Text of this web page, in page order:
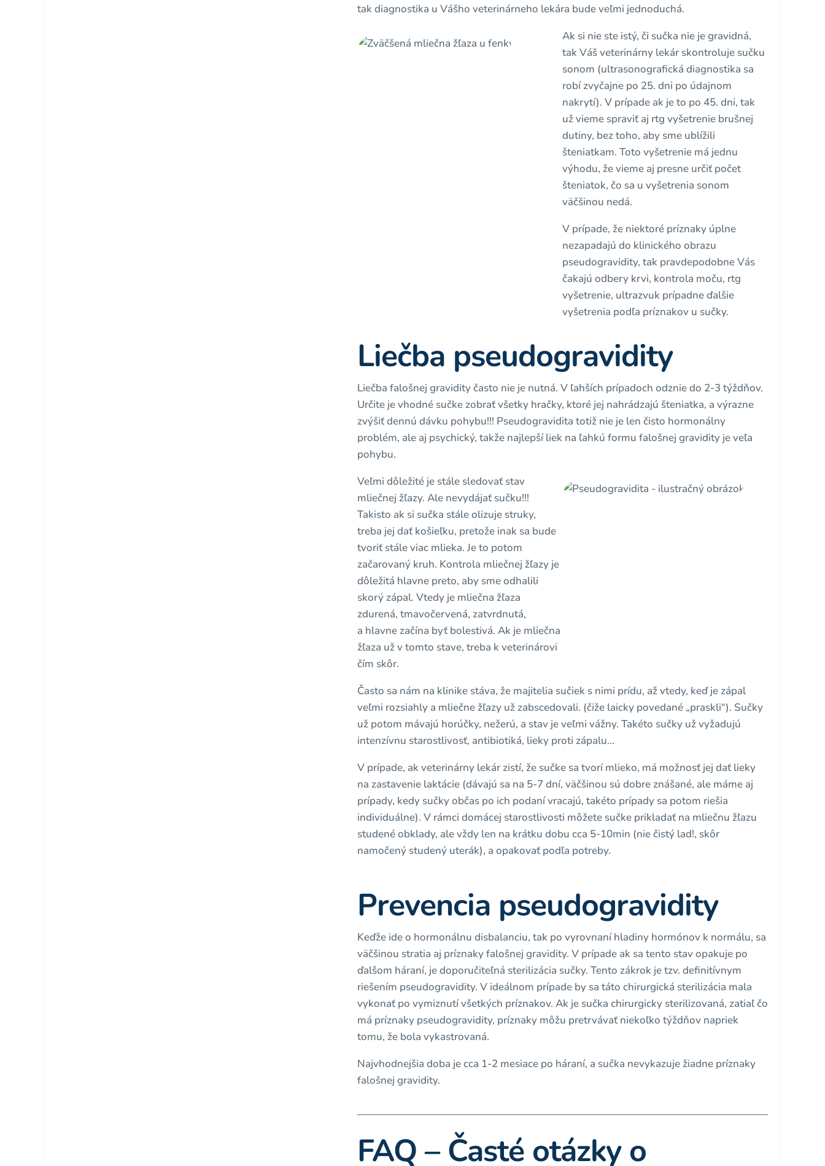
tak diagnostika u Vášho veterinárneho lekára bude veľmi jednoduchá.
Ak si nie ste istý, či sučka nie je gravidná,
tak Váš veterinárny lekár skontroluje sučku
sonom (ultrasonografická diagnostika sa
robí zvyčajne po 25. dni po údajnom
nakrytí). V prípade ak je to po 45. dni, tak
už vieme spraviť aj rtg vyšetrenie brušnej
dutiny, bez toho, aby sme ublížili
šteniatkam. Toto vyšetrenie má jednu
výhodu, že vieme aj presne určiť počet
šteniatok, čo sa u vyšetrenia sonom
väčšinou nedá.
V prípade, že niektoré príznaky úplne
nezapadajú do klinického obrazu
pseudogravidity, tak pravdepodobne Vás
čakajú odbery krvi, kontrola moču, rtg
vyšetrenie, ultrazvuk prípadne ďalšie
vyšetrenia podľa príznakov u sučky.
Liečba pseudogravidity
Liečba falošnej gravidity často nie je nutná. V ľahších prípadoch odznie do 2-3 týždňov.
Určite je vhodné sučke zobrať všetky hračky, ktoré jej nahrádzajú šteniatka, a výrazne
zvýšiť dennú dávku pohybu!!! Pseudogravidita totiž nie je len čisto hormonálny
problém, ale aj psychický, takže najlepší liek na ľahkú formu falošnej gravidity je veľa
pohybu.
Veľmi dôležité je stále sledovať stav
mliečnej žľazy. Ale nevydájať sučku!!!
Takisto ak si sučka stále olizuje struky,
treba jej dať košieľku, pretože inak sa bude
tvoriť stále viac mlieka. Je to potom
začarovaný kruh. Kontrola mliečnej žľazy je
dôležitá hlavne preto, aby sme odhalili
skorý zápal. Vtedy je mliečna žľaza
zdurená, tmavočervená, zatvrdnutá,
a hlavne začína byť bolestivá. Ak je mliečna
žľaza už v tomto stave, treba k veterinárovi
čím skôr.
Často sa nám na klinike stáva, že majitelia sučiek s nimi prídu, až vtedy, keď je zápal
veľmi rozsiahly a mliečne žľazy už zabscedovali. (čiže laicky povedané „praskli“). Sučky
už potom mávajú horúčky, nežerú, a stav je veľmi vážny. Takéto sučky už vyžadujú
intenzívnu starostlivosť, antibiotiká, lieky proti zápalu…
V prípade, ak veterinárny lekár zistí, že sučke sa tvorí mlieko, má možnosť jej dať lieky
na zastavenie laktácie (dávajú sa na 5-7 dní, väčšinou sú dobre znášané, ale máme aj
prípady, kedy sučky občas po ich podaní vracajú, takéto prípady sa potom riešia
individuálne). V rámci domácej starostlivosti môžete sučke prikladať na mliečnu žľazu
studené obklady, ale vždy len na krátku dobu cca 5-10min (nie čistý lad!, skôr
namočený studený uterák), a opakovať podľa potreby.
Prevencia pseudogravidity
Keďže ide o hormonálnu disbalanciu, tak po vyrovnaní hladiny hormónov k normálu, sa
väčšinou stratia aj príznaky falošnej gravidity. V prípade ak sa tento stav opakuje po
ďalšom háraní, je doporučiteľná sterilizácia sučky. Tento zákrok je tzv. definitívnym
riešením pseudogravidity. V ideálnom prípade by sa táto chirurgická sterilizácia mala
vykonať po vymiznutí všetkých príznakov. Ak je sučka chirurgicky sterilizovaná, zatiaľ čo
má príznaky pseudogravidity, príznaky môžu pretrvávať niekoľko týždňov napriek
tomu, že bola vykastrovaná.
Najvhodnejšia doba je cca 1-2 mesiace po háraní, a sučka nevykazuje žiadne príznaky
falošnej gravidity.
FAQ – Časté otázky o